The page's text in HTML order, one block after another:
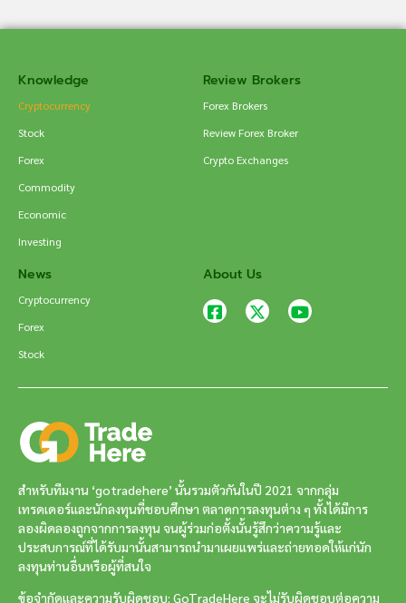
Knowledge
Cryptocurrency
Stock
Forex
Commodity
Economic
Investing
Review Brokers
Forex Brokers
Review Forex Broker
Crypto Exchanges
News
Cryptocurrency
Forex
Stock
About Us
สำหรับทีมงาน ‘gotradehere’ นั้นรวมตัวกันในปี 2021 จากกลุ่ม
เทรดเดอร์และนักลงทุนที่ชอบศึกษา ตลาดการลงทุนต่าง ๆ ทั้งได้มีการ
ลองผิดลองถูกจากการลงทุน จนผู้ร่วมก่อตั้งนั้นรู้สึกว่าความรู้และ
ประสบการณ์ที่ได้รับมานั้นสามารถนำมาเผยแพร่และถ่ายทอดให้แก่นัก
ลงทุนท่านอื่นหรือผู้ที่สนใจ
ข้อจำกัดและความรับผิดชอบ: GoTradeHere จะไม่รับผิดชอบต่อความ